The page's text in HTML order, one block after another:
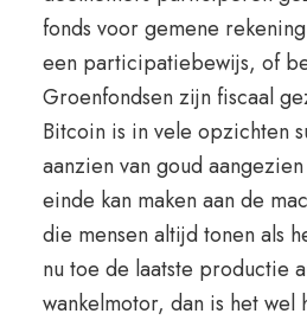
fonds voor gemene
een participatiebewijs, of
Groenfondsen zijn fiscaal
Bitcoin is in vele opzichten
aanzien van goud
einde kan maken aan de
die mensen altijd tonen als
nu toe de laatste productie
wankelmotor, dan is het wel